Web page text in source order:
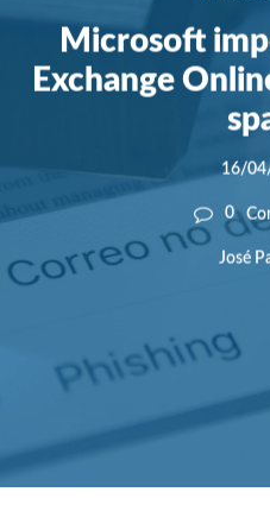
Microsoft
Exchange
16/
0
José